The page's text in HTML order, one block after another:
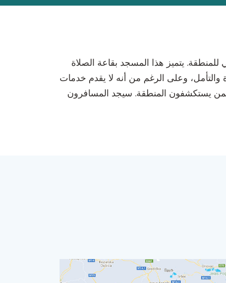
للمنطقة. يتميز هذا المسجد بقاعة الصلاة
والتأمل، وعلى الرغم من أنه لا يقدم خدمات
لمن يستكشفون المنطقة. سيجد المسافرون